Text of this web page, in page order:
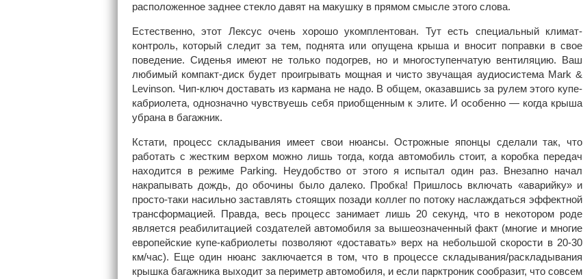
расположенное заднее стекло давят на макушку в прямом смысле этого слова.
Естественно, этот Лексус очень хорошо укомплентован. Тут есть специальный климат-
контроль, который следит за тем, поднята или опущена крыша и вносит поправки в свое
поведение. Сиденья имеют не только подогрев, но и многоступенчатую вентиляцию. Ваш
любимый компакт-диск будет проигрывать мощная и чисто звучащая аудиосистема Mark &
Levinson. Чип-ключ доставать из кармана не надо. В общем, оказавшись за рулем этого купе-
кабриолета, однозначно чувствуешь себя приобщенным к элите. И особенно — когда крыша
убрана в багажник.
Кстати, процесс складывания имеет свои нюансы. Острожные японцы сделали так, что
работать с жестким верхом можно лишь тогда, когда автомобиль стоит, а коробка передач
находится в режиме Parking. Неудобство от этого я испытал один раз. Внезапно начал
накрапывать дождь, до обочины было далеко. Пробка! Пришлось включать «аварийку» и
просто-таки насильно заставлять стоящих позади коллег по потоку наслаждаться эффектной
трансформацией. Правда, весь процесс занимает лишь 20 секунд, что в некотором роде
является реабилитацией создателей автомобиля за вышеозначенный факт (многие и многие
европейские купе-кабриолеты позволяют «доставать» верх на небольшой скорости в 20-30
км/час). Еще один нюанс заключается в том, что в процессе складывания/раскладывания
крышка багажника выходит за периметр автомобиля, и если парктроник сообразит, что совсем